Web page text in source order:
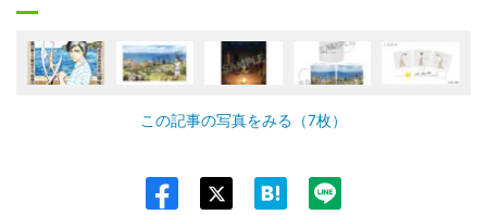
この記事の写真をみる（7枚）